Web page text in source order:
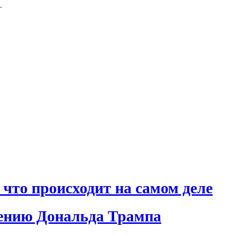
происходит на самом деле
Дональда Трампа